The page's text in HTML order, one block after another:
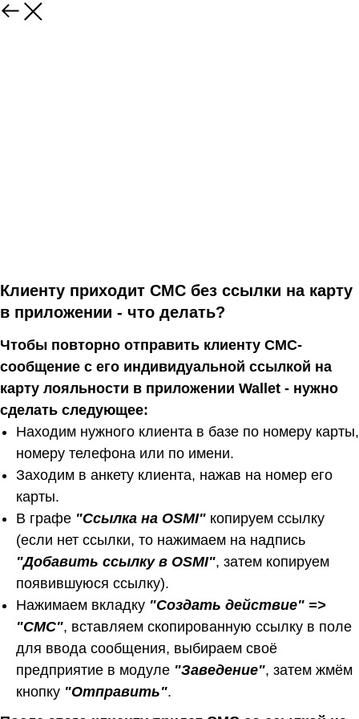
Клиенту приходит СМС без ссылки на карту
в приложении - что делать?
Чтобы повторно отправить клиенту СМС-
сообщение с его индивидуальной ссылкой на
карту лояльности в приложении Wallet - нужно
сделать следующее:
Находим нужного клиента в базе по номеру карты,
номеру телефона или по имени.
Заходим в анкету клиента, нажав на номер его
карты.
В графе "Ссылка на OSMI" копируем ссылку
(если нет ссылки, то нажимаем на надпись
"Добавить ссылку в OSMI", затем копируем
появившуюся ссылку).
Нажимаем вкладку "Создать действие" =>
"СМС", вставляем скопированную ссылку в поле
для ввода сообщения, выбираем своё
предприятие в модуле "Заведение", затем жмём
кнопку "Отправить".